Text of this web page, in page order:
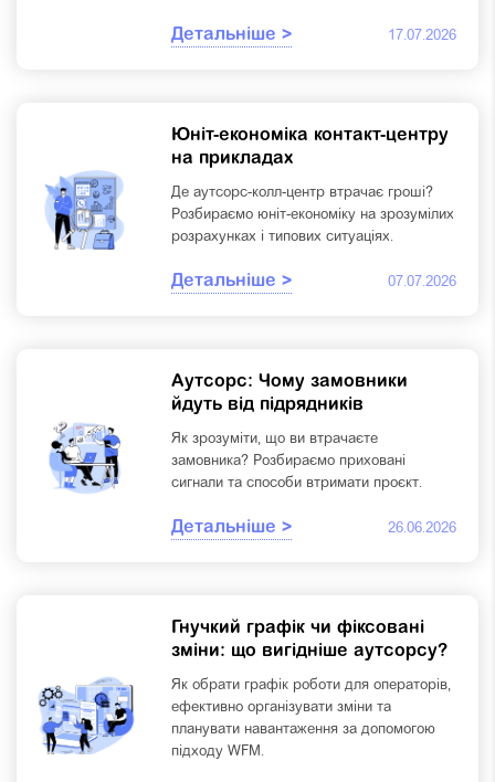
Детальніше > 17.07.2026
Юніт-економіка контакт-центру
на прикладах
Де аутсорс-колл-центр втрачає гроші?
Розбираємо юніт-економіку на зрозумілих
розрахунках і типових ситуаціях.
Детальніше > 07.07.2026
Аутсорс: Чому замовники
йдуть від підрядників
Як зрозуміти, що ви втрачаєте
замовника? Розбираємо приховані
сигнали та способи втримати проєкт.
Детальніше > 26.06.2026
Гнучкий графік чи фіксовані
зміни: що вигідніше аутсорсу?
Як обрати графік роботи для операторів,
ефективно організувати зміни та
планувати навантаження за допомогою
підходу WFM.